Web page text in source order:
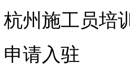
杭州施工员培
申请入驻